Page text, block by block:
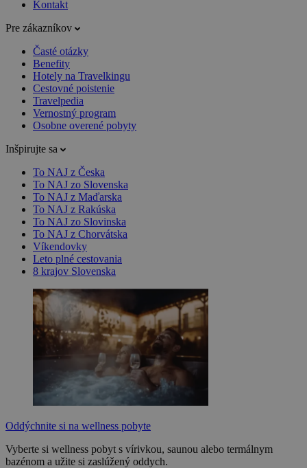
Kontakt
Pre zákazníkov
Časté otázky
Benefity
Hotely na Travelkingu
Cestovné poistenie
Travelpedia
Vernostný program
Osobne overené pobyty
Inšpirujte sa
To NAJ z Česka
To NAJ zo Slovenska
To NAJ z Maďarska
To NAJ z Rakúska
To NAJ zo Slovinska
To NAJ z Chorvátska
Víkendovky
Leto plné cestovania
8 krajov Slovenska
Oddýchnite si na wellness pobyte
Vyberte si wellness pobyt s vírivkou, saunou alebo termálnym
bazénom a užite si zaslúžený oddych.